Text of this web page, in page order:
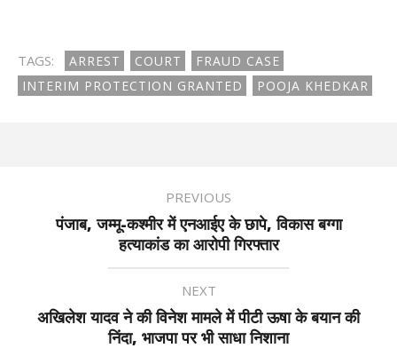
TAGS: ARREST COURT
FRAUD CASE
INTERIM PROTECTION GRANTED
POOJA KHEDKAR
PREVIOUS
पंजाब, जम्मू-कश्मीर में एनआईए के छापे, विकास बग्गा
हत्याकांड का आरोपी गिरफ्तार
NEXT
अखिलेश यादव ने की विनेश मामले में पीटी ऊषा के बयान की
निंदा, भाजपा पर भी साधा निशाना